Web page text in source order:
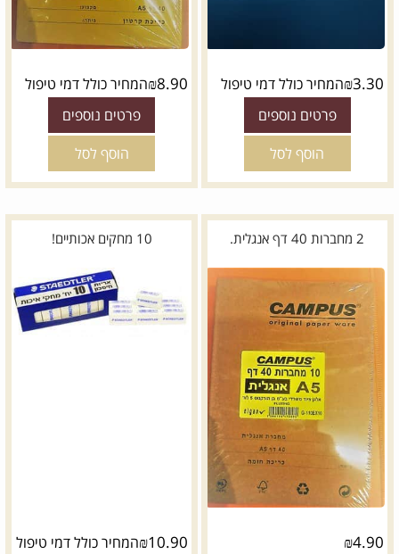
₪3.30 המחיר כולל דמי טיפול
פרטים נוספים
הוסף לסל
₪8.90 המחיר כולל דמי טיפול
פרטים נוספים
הוסף לסל
2 מחברות 40 דף אנגלית.
₪4.90
10 מחקים אכותיים!
₪10.90 המחיר כולל דמי טיפול